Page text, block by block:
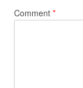
Comment *